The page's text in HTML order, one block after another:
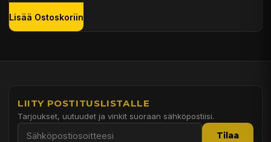
Lisää Ostoskoriin
LIITY POSTITUSLISTALLE
Tarjoukset, uutuudet ja vinkit suoraan sähköpostiisi.
Tilaa